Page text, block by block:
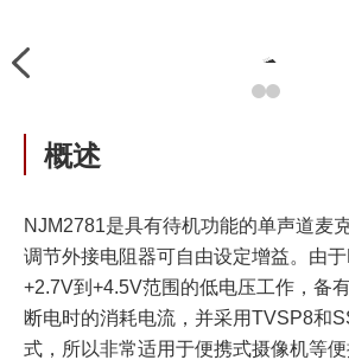
Previous
概述
NJM2781是具有待机功能的单声道麦
调节外接电阻器可自由设定增益。由
+2.7V到+4.5V范围的低电压工作，备
断电时的消耗电流，并采用TVSP8和
式，所以非常适用于便携式摄像机等便